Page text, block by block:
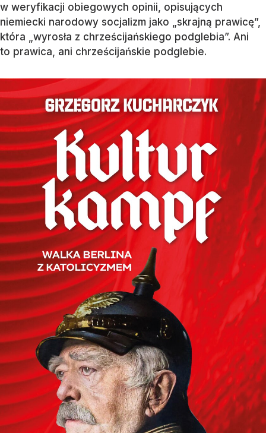
w weryfikacji obiegowych opinii, opisujących
niemiecki narodowy socjalizm jako „skrajną prawicę”,
która „wyrosła z chrześcijańskiego podglebia”. Ani
to prawica, ani chrześcijańskie podglebie.